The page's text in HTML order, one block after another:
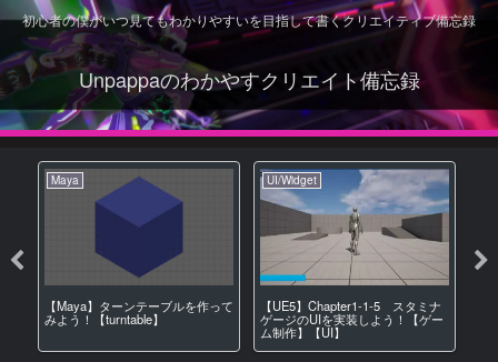
初心者の僕がいつ見てもわかりやすいを目指して書くクリエイティブ備忘録
Unpappaのわかやすクリエイト備忘録
Maya
【Maya】ターンテーブルを作って
みよう！【turntable】
UI/Widget
【UE5】Chapter1-1-5 スタミナ
ゲージのUIを実装しよう！【ゲー
ム制作】【UI】